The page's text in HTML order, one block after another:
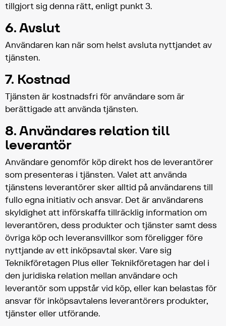
tillgjort sig denna rätt, enligt punkt 3.
6. Avslut
Användaren kan när som helst avsluta nyttjandet av
tjänsten.
7. Kostnad
Tjänsten är kostnadsfri för användare som är
berättigade att använda tjänsten.
8. Användares relation till
leverantör
Användare genomför köp direkt hos de leverantörer
som presenteras i tjänsten. Valet att använda
tjänstens leverantörer sker alltid på användarens till
fullo egna initiativ och ansvar. Det är användarens
skyldighet att införskaffa tillräcklig information om
leverantören, dess produkter och tjänster samt dess
övriga köp och leveransvillkor som föreligger före
nyttjande av ett inköpsavtal sker. Vare sig
Teknikföretagen Plus eller Teknikföretagen har del i
den juridiska relation mellan användare och
leverantör som uppstår vid köp, eller kan belastas för
ansvar för inköpsavtalens leverantörers produkter,
tjänster eller utförande.